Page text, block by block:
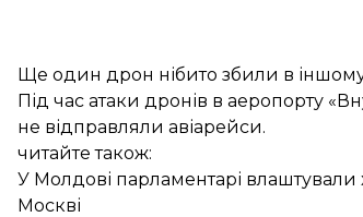
Ще один дрон нібито збили в іншому
Під час атаки дронів в аеропорту
не відправляли авіарейси.
читайте також:
У Молдові парламентарі влаштували
Москві